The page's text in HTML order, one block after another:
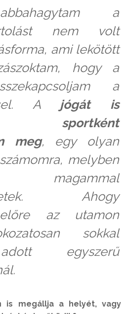
a
nem volt
ami lekötött
hogy a
a
A jógát is
sportként
meg, egy olyan
melyben
Ahogy
az utamon
sokkal
egyszerű
is megállja a helyét, vagy